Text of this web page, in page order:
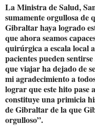
La Ministra de Salud,
sumamente orgullosa
Gibraltar haya logrado
que ahora seamos
quirúrgica a escala local
pacientes pueden
que viajar ha dejado de
mi agradecimiento a
lograr que este hito pase
constituye una primicia
de Gibraltar de la que
orgulloso”.